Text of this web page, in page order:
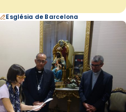
Església de Barcelona